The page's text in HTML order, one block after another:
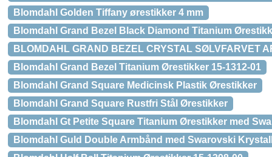
Blomdahl Golden Tiffany ørestikker 4 mm
Blomdahl Grand Bezel Black Diamond Titanium
BLOMDAHL GRAND BEZEL CRYSTAL SØLVFARVET
Blomdahl Grand Bezel Titanium Ørestikker 15-1312-01
Blomdahl Grand Square Medicinsk Plastik Ørestikker
Blomdahl Grand Square Rustfri Stål Ørestikker
Blomdahl Gt Petite Square Titanium Ørestikker med
Blomdahl Guld Double Armbånd med Swarovski